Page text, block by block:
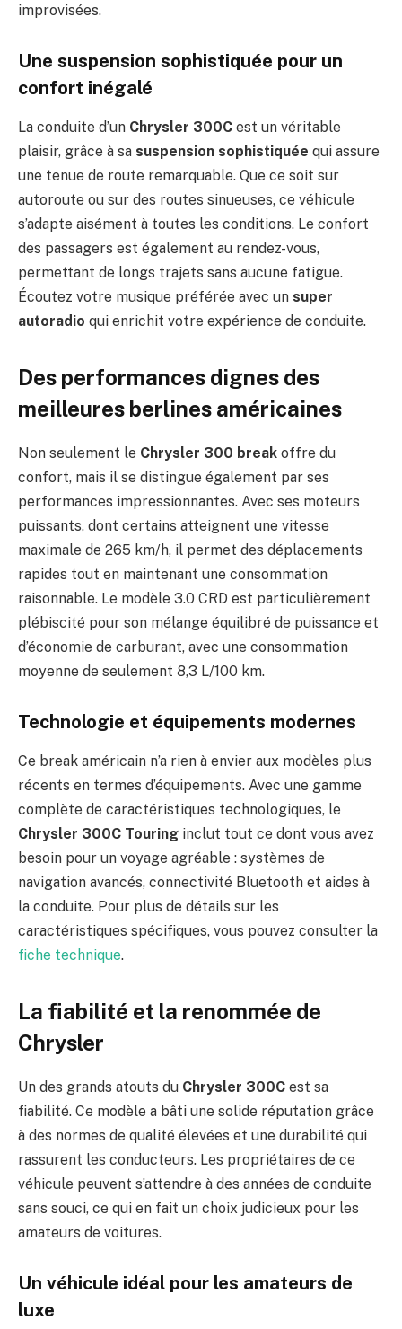
improvisées.
Une suspension sophistiquée pour un
confort inégalé
La conduite d’un Chrysler 300C est un véritable
plaisir, grâce à sa suspension sophistiquée qui assure
une tenue de route remarquable. Que ce soit sur
autoroute ou sur des routes sinueuses, ce véhicule
s’adapte aisément à toutes les conditions. Le confort
des passagers est également au rendez-vous,
permettant de longs trajets sans aucune fatigue.
Écoutez votre musique préférée avec un super
autoradio qui enrichit votre expérience de conduite.
Des performances dignes des
meilleures berlines américaines
Non seulement le Chrysler 300 break offre du
confort, mais il se distingue également par ses
performances impressionnantes. Avec ses moteurs
puissants, dont certains atteignent une vitesse
maximale de 265 km/h, il permet des déplacements
rapides tout en maintenant une consommation
raisonnable. Le modèle 3.0 CRD est particulièrement
plébiscité pour son mélange équilibré de puissance et
d’économie de carburant, avec une consommation
moyenne de seulement 8,3 L/100 km.
Technologie et équipements modernes
Ce break américain n’a rien à envier aux modèles plus
récents en termes d’équipements. Avec une gamme
complète de caractéristiques technologiques, le
Chrysler 300C Touring inclut tout ce dont vous avez
besoin pour un voyage agréable : systèmes de
navigation avancés, connectivité Bluetooth et aides à
la conduite. Pour plus de détails sur les
caractéristiques spécifiques, vous pouvez consulter la
fiche technique.
La fiabilité et la renommée de
Chrysler
Un des grands atouts du Chrysler 300C est sa
fiabilité. Ce modèle a bâti une solide réputation grâce
à des normes de qualité élevées et une durabilité qui
rassurent les conducteurs. Les propriétaires de ce
véhicule peuvent s’attendre à des années de conduite
sans souci, ce qui en fait un choix judicieux pour les
amateurs de voitures.
Un véhicule idéal pour les amateurs de
luxe